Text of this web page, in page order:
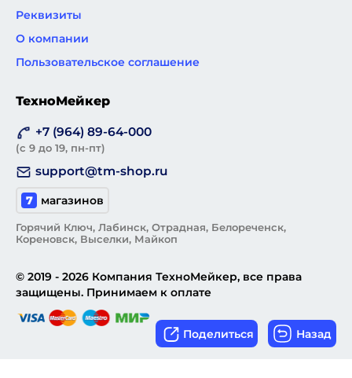
Поделиться
Реквизиты
О компании
Пользовательское соглашение
ТехноМейкер
+7 (964) 89-64-000
(с 9 до 19, пн-пт)
support@tm-shop.ru
7 магазинов
Горячий Ключ, Лабинск, Отрадная, Белореченск,
Кореновск, Выселки, Майкоп
© 2019 - 2026 Компания ТехноМейкер, все права
защищены. Принимаем к оплате
Назад